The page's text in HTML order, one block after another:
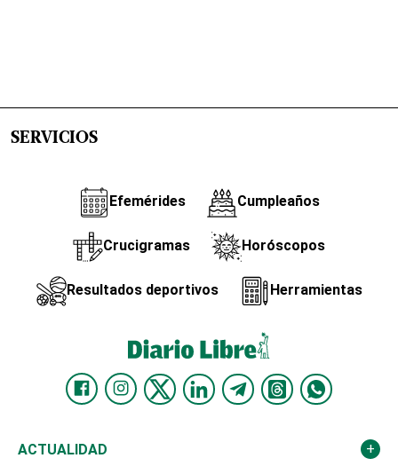
SERVICIOS
Efemérides Cumpleaños
Crucigramas Horóscopos
Resultados deportivos Herramientas
ACTUALIDAD